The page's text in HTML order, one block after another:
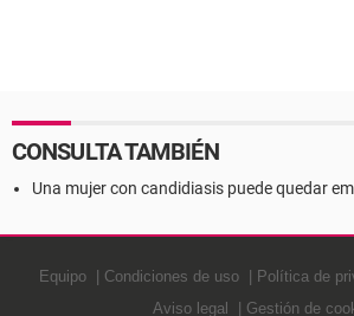
CONSULTA TAMBIÉN
Una mujer con candidiasis puede quedar
Equipo Condiciones de uso Política de
Aviso legal
Gestión de